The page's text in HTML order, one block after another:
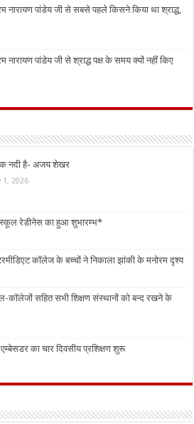
नारायण पांडेय जी से सबसे पहले किसने किया था श्राद्ध,
नारायण पांडेय जी से श्राद्ध पक्ष के समय क्यों नहीं किए
नदी है- अजय शेखर
1, 2026
रेडीनेस का हुआ शुभारम्भ*
कॉलेज के बच्चों ने निकाला झांकी के मनोरम दृश्य
कॉलेजों सहित सभी शिक्षण संस्थानों को बन्द रखने के
का चार दिवसीय प्रशिक्षण शुरू